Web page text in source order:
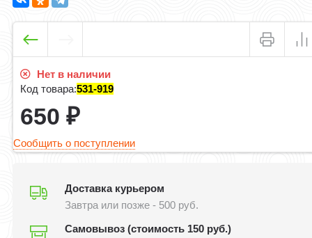
Нет в наличии
Код товара:531-919
650₽
Сообщить о поступлении
Доставка курьером
Завтра или позже - 500 руб.
Самовывоз (стоимость 150 руб.)